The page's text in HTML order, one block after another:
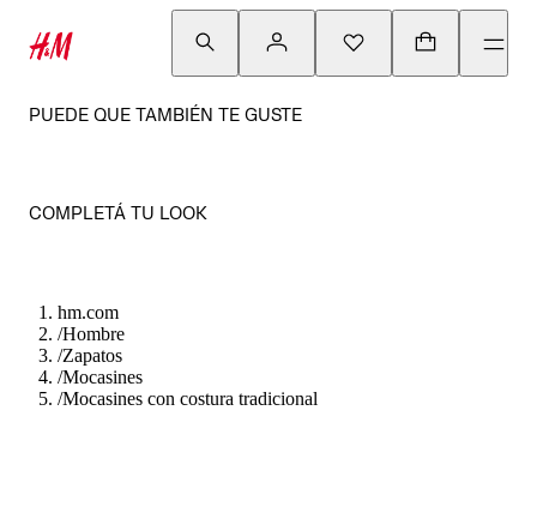
PUEDE QUE TAMBIÉN TE GUSTE
COMPLETÁ TU LOOK
hm.com
/Hombre
/Zapatos
/Mocasines
/Mocasines con costura tradicional